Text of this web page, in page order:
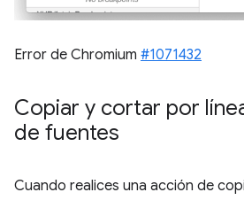
Error de Chromium #1071432
Copiar y cortar por
de fuentes
Cuando realices una acción de